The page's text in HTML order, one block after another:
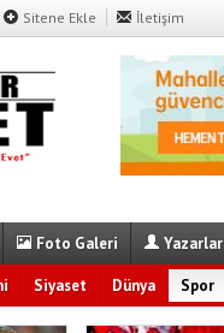
Sitene Ekle İletişim
Foto Galeri Yazarlar
Siyaset Dünya Spor